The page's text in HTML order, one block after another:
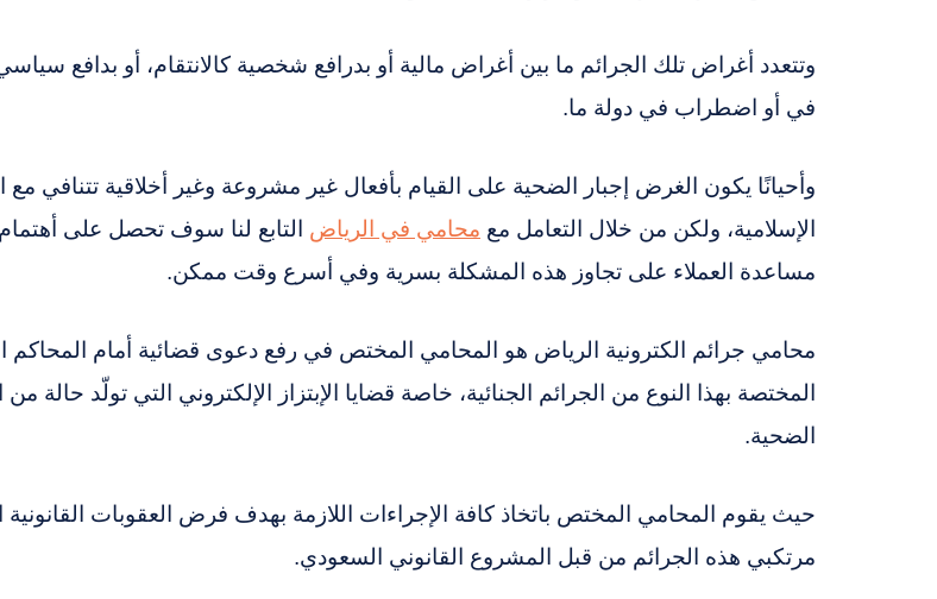
وتتعدد أغراض تلك الجرائم ما بين أغراض مالية أو بدرافع شخصية كالانتقام، أو بدافع
في أو اضطراب في دولة ما.
وأحيانًا يكون الغرض إجبار الضحية على القيام بأفعال غير مشروعة وغير أخلاقية تتنافي مع
الإسلامية، ولكن من خلال التعامل مع محامي في الرياض التابع لنا سوف تحصل على
مساعدة العملاء على تجاوز هذه المشكلة بسرية وفي أسرع وقت ممكن.
محامي جرائم الكترونية الرياض هو المحامي المختص في رفع دعوى قضائية أمام المحاكم
المختصة بهذا النوع من الجرائم الجنائية، خاصة قضايا الإبتزاز الإلكتروني التي تولّد حالة
الضحية.
حيث يقوم المحامي المختص باتخاذ كافة الإجراءات اللازمة بهدف فرض العقوبات
مرتكبي هذه الجرائم من قبل المشروع القانوني السعودي.